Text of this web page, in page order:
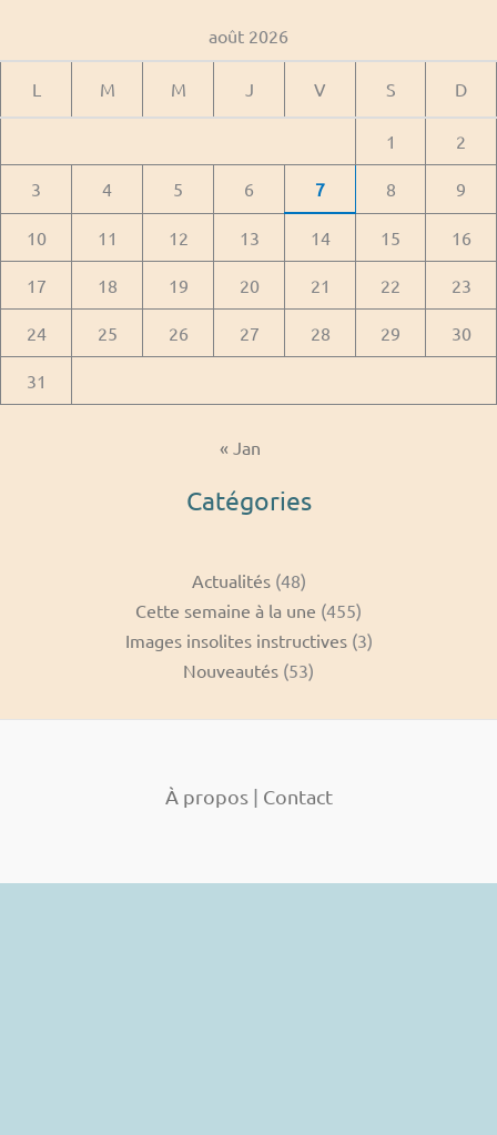
août 2026
L M M J V S D
1 2
3 4 5 6 7 8 9
10 11 12 13 14 15 16
17 18 19 20 21 22 23
24 25 26 27 28 29 30
31
« Jan
Catégories
Actualités(48)
Cette semaine à la une (455)
Images insolites instructives(3)
Nouveautés (53)
À propos| Contact